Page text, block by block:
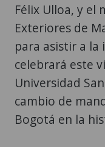
Félix Ulloa, y el
Exteriores de
para asistir a la
celebrará este
Universidad
cambio de
Bogotá en la